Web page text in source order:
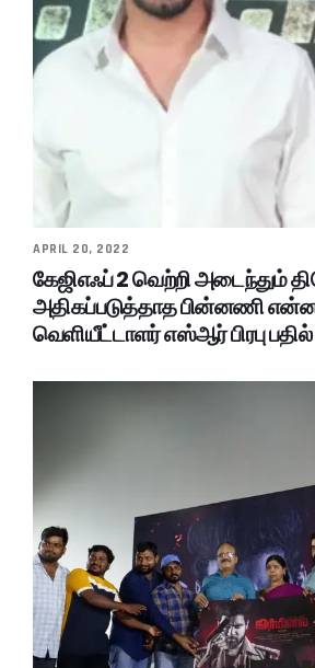
APRIL 20, 2022
கேஜிஎஃப் 2 வெற்றி அடைந்தும்
அதிகப்படுத்தாத பின்னணி
வெளியீட்டாளர் எஸ்ஆர் பிரபு பதில்